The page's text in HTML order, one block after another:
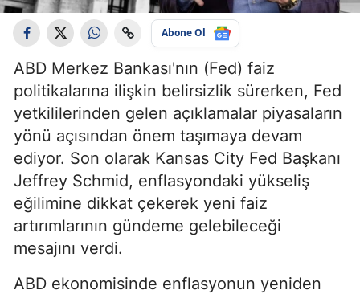
Abone Ol
ABD Merkez Bankası'nın (Fed) faiz
politikalarına ilişkin belirsizlik sürerken, Fed
yetkililerinden gelen açıklamalar piyasaların
yönü açısından önem taşımaya devam
ediyor. Son olarak Kansas City Fed Başkanı
Jeffrey Schmid, enflasyondaki yükseliş
eğilimine dikkat çekerek yeni faiz
artırımlarının gündeme gelebileceği
mesajını verdi.
ABD ekonomisinde enflasyonun yeniden